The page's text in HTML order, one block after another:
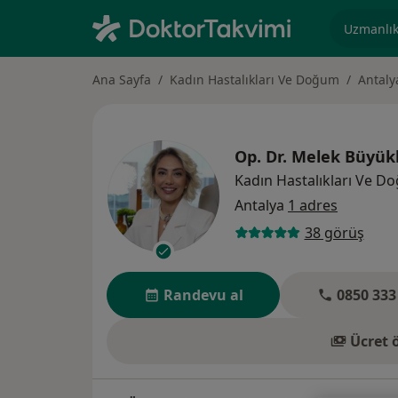
Ana Sayfa Kadın Hastalıkları Ve Doğum
Op. Dr. Melek
Kadın Hastalıkları Ve
Antalya 1 adres
38 görüş
Randevu al 0850
Ücret